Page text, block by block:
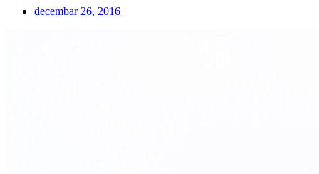
decembar 26, 2016